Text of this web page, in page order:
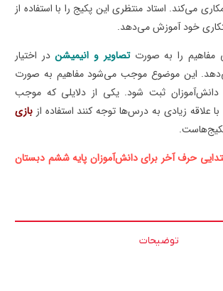
می‌کند. استاد منتظری این پکیج را با استفاده از
خود آموزش می‌دهد.
مفاهیم را به صورتتصاویر و انیمیشندر اختیار
این موضوع موجب می‌شود مفاهیم به صورت
دانش‌آموزان ثبت شود. یکی از دلایلی که موجب
علاقه زیادی به درس‌ها توجه کنند استفاده از بازی
حرف آخر برای دانش‌آموزان پایه ششم دبستان
توضیحات